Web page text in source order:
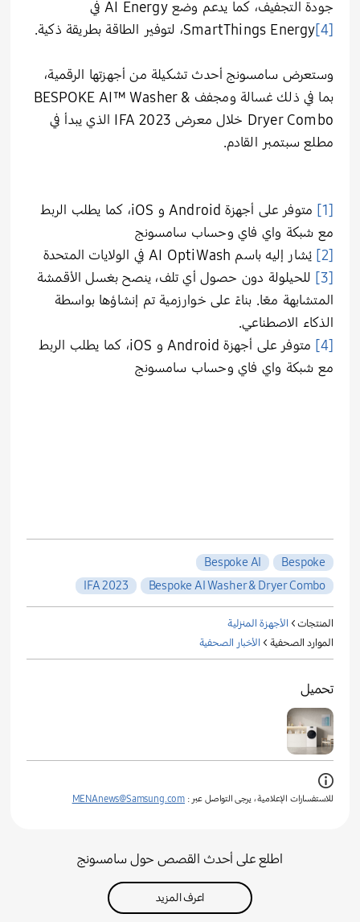
جودة التجفيف، كما يدعم وضع AI Energy في
SmartThings Energy[4] ، لتوفير الطاقة بطريقة ذكية.
وستعرض سامسونج أحدث تشكيلة من أجهزتها الرقمية،
بما في ذلك غسالة ومجفف BESPOKE AI™ Washer &
Dryer Combo خلال معرض IFA 2023 الذي يبدأ في
مطلع سبتمبر القادم.
[1]
متوفر على أجهزة Android و iOS، كما يطلب الربط
مع شبكة واي فاي وحساب سامسونج
[2]
يُشار إليه باسم AI OptiWash في الولايات المتحدة
[3]
للحيلولة دون حصول أي تلف، ينصح بغسل الأقمشة
المتشابهة معًا. بناءً على خوارزمية تم إنشاؤها بواسطة
الذكاء الاصطناعي.
[4]
متوفر على أجهزة Android و iOS، كما يطلب الربط
مع شبكة واي فاي وحساب سامسونج
Bespoke
Bespoke AI
Bespoke AI Washer & Dryer Combo
IFA 2023
المنتجات > الأجهزة المنزلية
الموارد الصحفية > الأخبار الصحفية
تحميل
للاستفسارات الإعلامية ، يرجى التواصل عبر : MENAnews@Samsung.com
اطلع على أحدث القصص حول سامسونج
اعرف المزيد